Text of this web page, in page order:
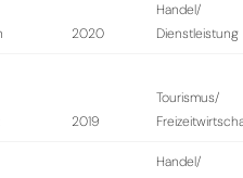
2020
Handel/
Dienstleistung
2019
Tourismus/
Handel/